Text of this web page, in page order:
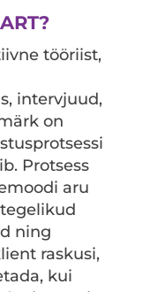
tööriist,
intervjuud,
on
Protsess
aru
ning
raskusi,
kui